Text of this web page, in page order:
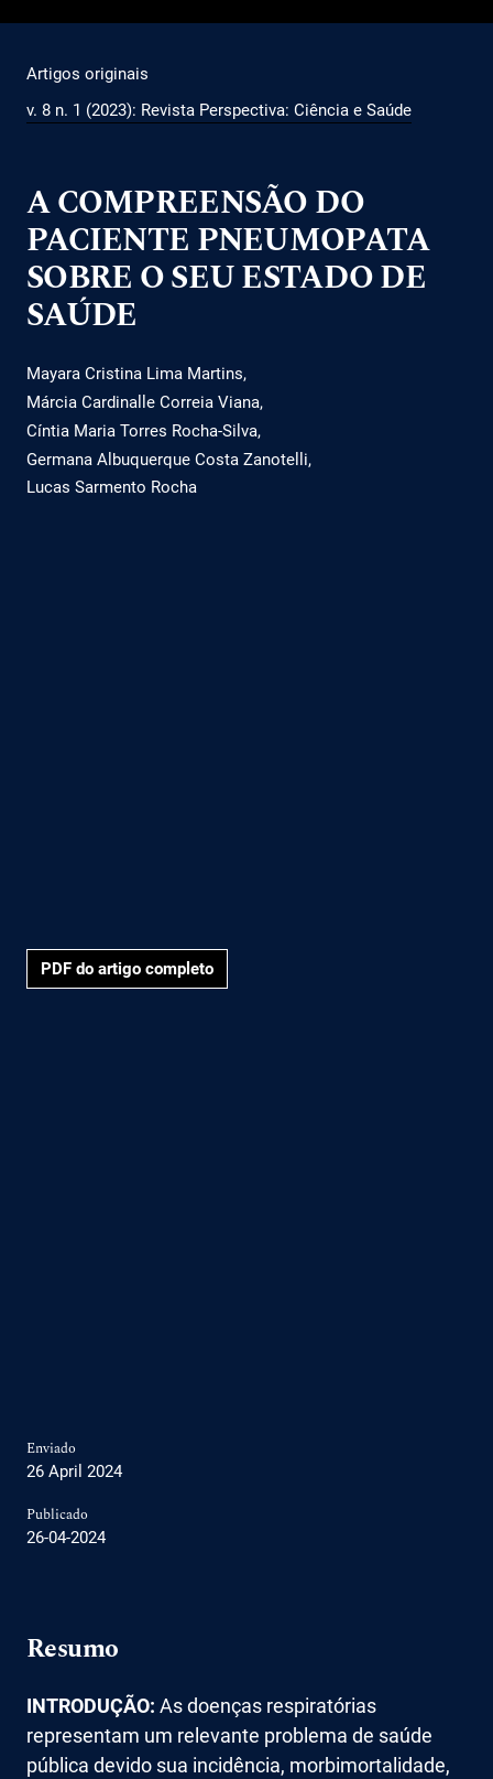
Artigos originais
v. 8 n. 1 (2023): Revista Perspectiva: Ciência e Saúde
A COMPREENSÃO DO
PACIENTE PNEUMOPATA
SOBRE O SEU ESTADO DE
SAÚDE
Mayara Cristina Lima Martins
Márcia Cardinalle Correia Viana
Cíntia Maria Torres Rocha-Silva
Germana Albuquerque Costa Zanotelli
Lucas Sarmento Rocha
PDF do artigo completo
Enviado
26 April 2024
Publicado
26-04-2024
Resumo
INTRODUÇÃO: As doenças respiratórias
representam um relevante problema de saúde
pública devido sua incidência, morbimortalidade,